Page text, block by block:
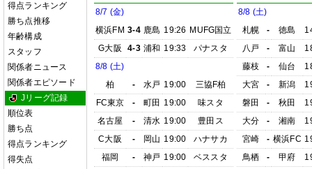
得点ランキング
勝ち点推移
年齢構成
スタッフ
関係者ニュース
関係者エピソード
Jリーグ記録
順位表
勝ち点
得点ランキング
得失点
8/7 (金)
横浜FM 3-4 鹿島 19:26 MUFG国立
G大阪
4-3 浦和 19:33
パナスタ
8/8 (土)
柏
- 水戸 19:00
三協F柏
FC東京
- 町田 19:00
味スタ
名古屋
- 清水 19:00
豊田ス
C大阪
- 岡山 19:00
ハナサカ
福岡
- 神戸 19:00
ベススタ
8/8 (土)
札幌
- 徳島
八戸
- 富山
藤枝
- 仙台
大宮
- 新潟
磐田
- 秋田
大分
- 湘南
宮崎
- 横浜FC
鳥栖
- 甲府